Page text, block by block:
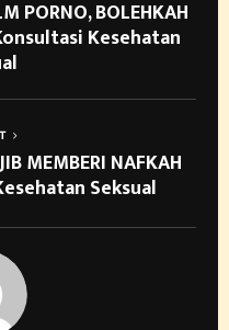
PORNO, BOLEHKAH
Kesehatan
MEMBERI NAFKAH
Seksual